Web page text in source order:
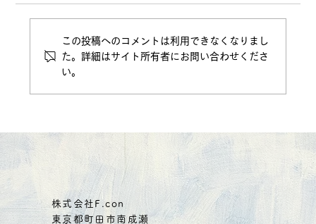
(クーポン有り）燕の巣、まずは1週間！
この投稿へのコメントは利用できなくなりまし
た。詳細はサイト所有者にお問い合わせくださ
い。
株式会社F.con
東京都町田市南成瀬